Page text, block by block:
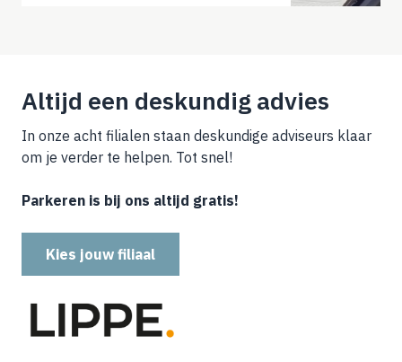
Altijd een deskundig advies
In onze acht filialen staan deskundige adviseurs klaar
om je verder te helpen. Tot snel!
Parkeren is bij ons altijd gratis!
Kies jouw filiaal